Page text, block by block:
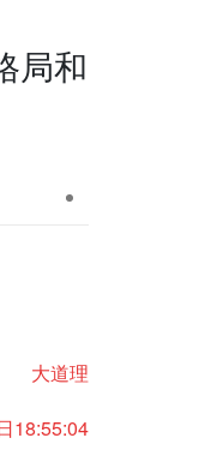
局和
大道理
18:55:04